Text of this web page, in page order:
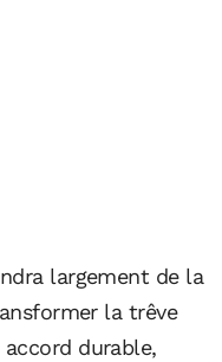
largement de la
la trêve
durable,